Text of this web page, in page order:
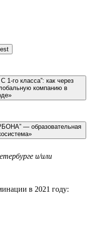
1-го класса”: как через
компанию в
— образовательная
и/или
в 2021 году: